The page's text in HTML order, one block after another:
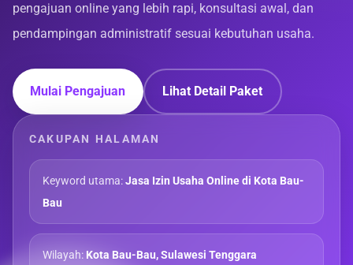
pengajuan online yang lebih rapi, konsultasi awal, dan
pendampingan administratif sesuai kebutuhan usaha.
Mulai Pengajuan Lihat Detail Paket
CAKUPAN HALAMAN
Keyword utama:Jasa Izin Usaha Online di Kota Bau-
Bau
Wilayah:Kota Bau-Bau, Sulawesi Tenggara